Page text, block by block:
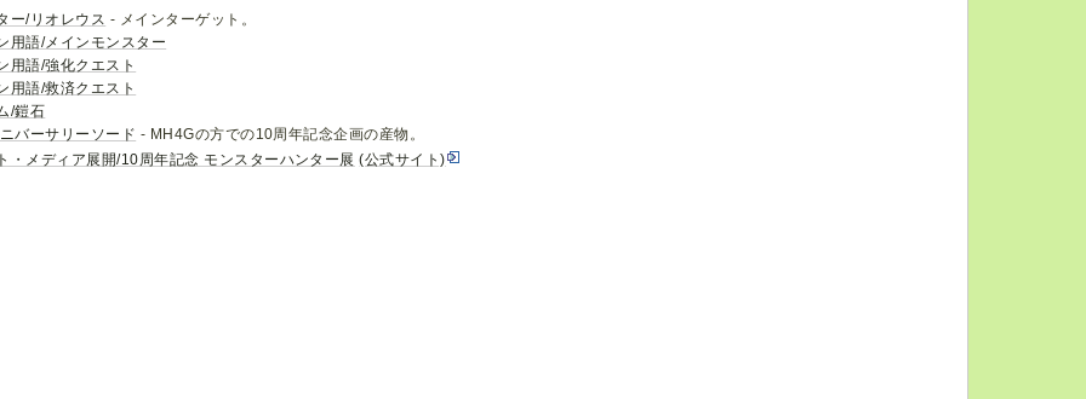
ー/リオレウス - メインターゲット。
用語/メインモンスター
用語/強化クエスト
用語/救済クエスト
/鎧石
バーサリーソード - MH4Gの方での10周年記念企画の産物。
・メディア展開/10周年記念 モンスターハンター展 (公式サイト)